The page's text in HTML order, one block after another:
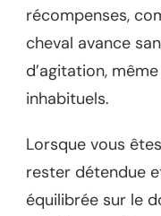
récompenses,
cheval avance
d’agitation,
inhabituels.
Lorsque vous
rester détendue
équilibrée sur le